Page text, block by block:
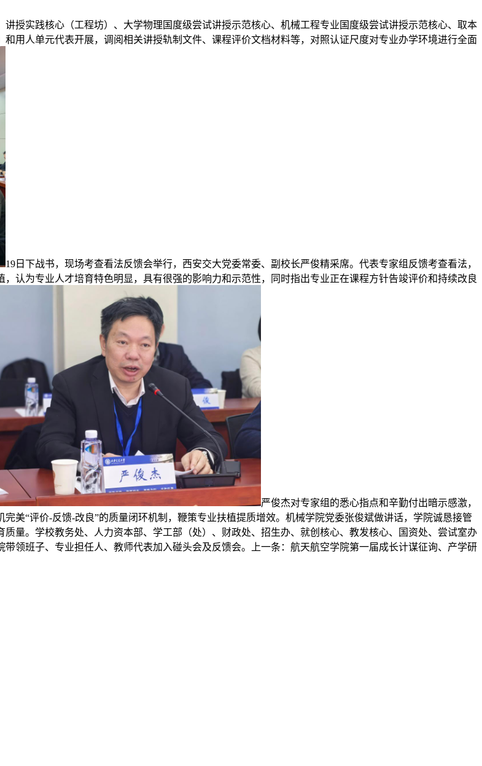
讲授实践核心（工程坊）、大学物理国度级尝试讲授示范核心、机械工程专业国度级尝试讲授示范核心、取本
用人单元代表开展，调阅相关讲授轨制文件、课程评价文档材料等，对照认证尺度对专业办学环境进行全面
19日下战书，现场考查看法反馈会举行，西安交大党委常委、副校长严俊精采席。代表专家组反馈考查看法，
认为专业人才培育特色明显，具有很强的影响力和示范性，同时指出专业正在课程方针告竣评价和持续改良
严俊杰对专家组的悉心指点和辛勤付出暗示感激，
美“评价-反馈-改良”的质量闭环机制，鞭策专业扶植提质增效。机械学院党委张俊斌做讲话，学院诚恳接管
量。学校教务处、人力资本部、学工部（处）、财政处、招生办、就创核心、教发核心、国资处、尝试室办
领班子、专业担任人、教师代表加入碰头会及反馈会。上一条：航天航空学院第一届成长计谋征询、产学研